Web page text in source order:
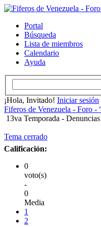
Portal
Búsqueda
Lista de miembros
Calendario
Ayuda
¡Hola, Invitado! Iniciar sesión
Fiferos de Venezuela - Foro -
13va Temporada - Denuncias
Tema cerrado
Calificación:
0
voto(s)
-
0
Media
1
2